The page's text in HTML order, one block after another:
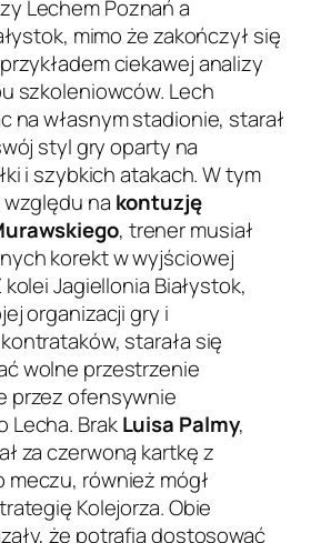
Lechem Poznań a
mimo że zakończył się
ciekawej analizy
szkoleniowców. Lech
na własnym stadionie, starał
styl gry oparty na
i szybkich atakach. W tym
na kontuzję
, trener musiał
korekt w wyjściowej
Jagiellonia Białystok,
organizacji gry i
starała się
wolne przestrzenie
przez ofensywnie
Lecha. BrakLuisa Palmy,
za czerwoną kartkę z
również mógł
Kolejorza. Obie
że potrafią dostosować